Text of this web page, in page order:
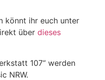
könnt ihr euch unter
über dieses
107“ werden
NRW.